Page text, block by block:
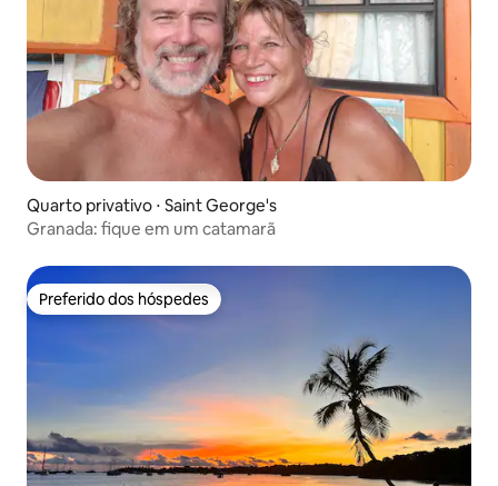
Quarto privativo ⋅ Saint George's
Granada: fique em um catamarã
Preferido dos hóspedes
Preferido dos hóspedes